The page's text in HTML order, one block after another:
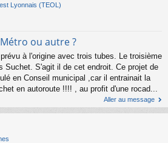
Lyonnais (TEOL)
Métro ou autre ?
à l'origine avec trois tubes. Le troisième
Suchet. S'agit il de cet endroit. Ce projet de
en Conseil municipal ,car il entrainait la
en autoroute !!!! , au profit d'une rocad...
Aller au message